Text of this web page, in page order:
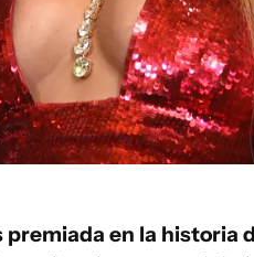
premiada en la historia